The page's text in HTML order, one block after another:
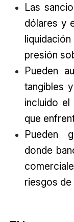
Las
dólares y
presión
Pueden
tangibles
incluido
que
Pueden
donde
riesgos de